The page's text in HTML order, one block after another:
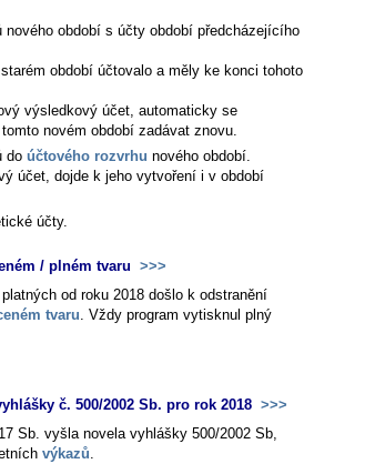
období s účty období předcházejícího
období účtovalo a měly ke konci tohoto
výsledkový účet, automaticky se
novém období zadávat znovu.
do účtového rozvrhu nového období.
účet, dojde k jeho vytvoření i v období
účty.
/ plném tvaru >>>
od roku 2018 došlo k odstranění
tvaru . Vždy program vytisknul plný
č. 500/2002 Sb. pro rok 2018 >>>
Sb. vyšla novela vyhlášky 500/2002 Sb,
výkazů.